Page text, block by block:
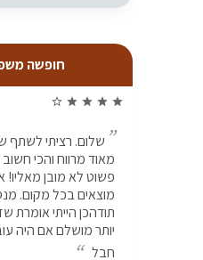
חופשה
star
star
star
star
star_border
שלום. רציתי לשתף
מאוד מרווח והכי חשוב
פשוט לא מובן מאליו!
מוצאים בכל מקום.
תודהכן הייתי אומרת
יותר מושלם אם היה
חבל